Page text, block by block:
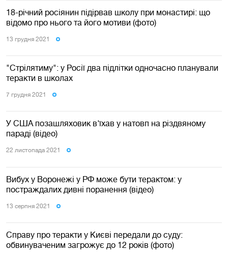
18-річний росіянин підірвав школу при монастирі: що
відомо про нього та його мотиви (фото)
13 грудня 2021
"Стрілятиму": у Росії два підлітки одночасно планували
теракти в школах
7 грудня 2021
У США позашляховик в'їхав у натовп на різдвяному
параді (відео)
22 листопада 2021
Вибух у Воронежі у РФ може бути терактом: у
постраждалих дивні поранення (відео)
13 серпня 2021
Справу про теракти у Києві передали до суду:
обвинуваченим загрожує до 12 років (фото)